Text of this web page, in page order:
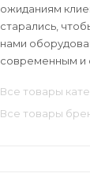
ожиданиям
старались,
нами
современным и
Все товары
Все товары